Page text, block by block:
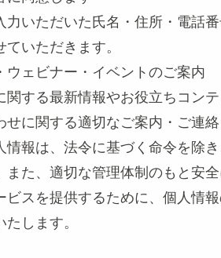
力いただいた氏名・住所・電話
いただきます。
ウェビナー・イベントのご案内
関する最新情報やお役立ちコン
せに関する適切なご案内・ご連絡
情報は、法令に基づく命令を除
また、適切な管理体制のもと安全
ビスを提供するために、個人情
たします。